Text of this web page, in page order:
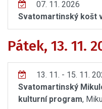
07. 11. 2026
Svatomartinský košt
Pátek, 13. 11.
13. 11. - 15. 11.
Svatomartinský
kulturní program,